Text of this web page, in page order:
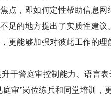
点，即如何定性帮助信息
足的地方提出了实质性建
更能够加强对彼此工作的
干警庭审控制能力、语言
审”岗位练兵和同堂培训